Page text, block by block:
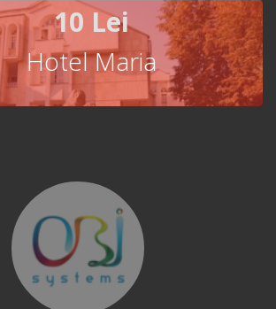
10 Lei
Hotel Maria